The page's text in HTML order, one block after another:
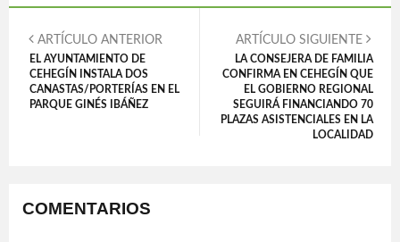
ARTÍCULO ANTERIOR
EL AYUNTAMIENTO DE
CEHEGÍN INSTALA DOS
CANASTAS/PORTERÍAS EN EL
PARQUE GINÉS IBÁÑEZ
ARTÍCULO SIGUIENTE
LA CONSEJERA DE FAMILIA
CONFIRMA EN CEHEGÍN QUE
EL GOBIERNO REGIONAL
SEGUIRÁ FINANCIANDO 70
PLAZAS ASISTENCIALES EN LA
LOCALIDAD
COMENTARIOS